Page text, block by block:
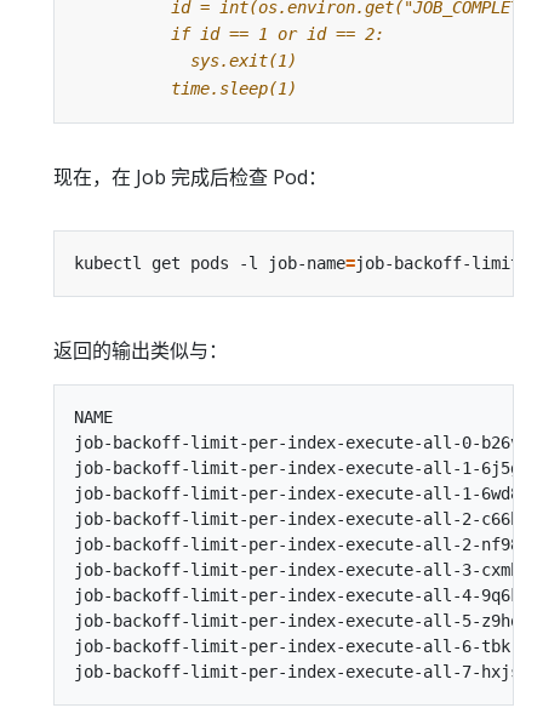
          time.sleep(1)
现在，在 Job 完成后检查 Pod：
kubectl get pods -l job-name=
返回的输出类似与：
NAME
job-backoff-limit-per-index-execute-all-0-
job-backoff-limit-per-index-execute-all-1-
job-backoff-limit-per-index-execute-all-1-
job-backoff-limit-per-index-execute-all-2-
job-backoff-limit-per-index-execute-all-2-
job-backoff-limit-per-index-execute-all-3-
job-backoff-limit-per-index-execute-all-4-
job-backoff-limit-per-index-execute-all-5-
job-backoff-limit-per-index-execute-all-6-